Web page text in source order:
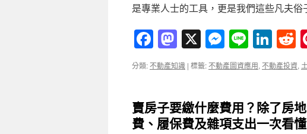
是專業人士的工具，更是我們這些凡夫
Facebook
Mastodon
X Messenger
Line
分類:不動產知識 | 標籤:不動產圖資應用, 不動產投資,
賣房子要繳什麼費用？除了房
費、履保費及雜項支出一次看懂